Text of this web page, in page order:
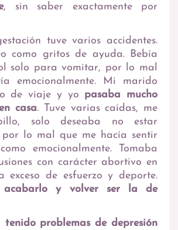
, sin saber exactamente por
tuve varios accidentes.
como gritos de ayuda. Bebía
solo para vomitar, por lo mal
emocionalmente. Mi marido
de viaje y yo pasaba mucho
casa. Tuve varias caídas, me
solo deseaba no estar
por lo mal que me hacía sentir
emocionalmente. Tomaba
con carácter abortivo en
exceso de esfuerzo y deporte.
acabarlo y volver ser la de
problemas de depresión